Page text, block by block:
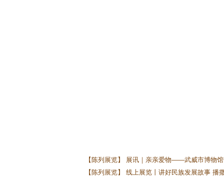
【陈列展览】 展讯｜亲亲爱物——武威市博物
【陈列展览】 线上展览丨讲好民族发展故事 播